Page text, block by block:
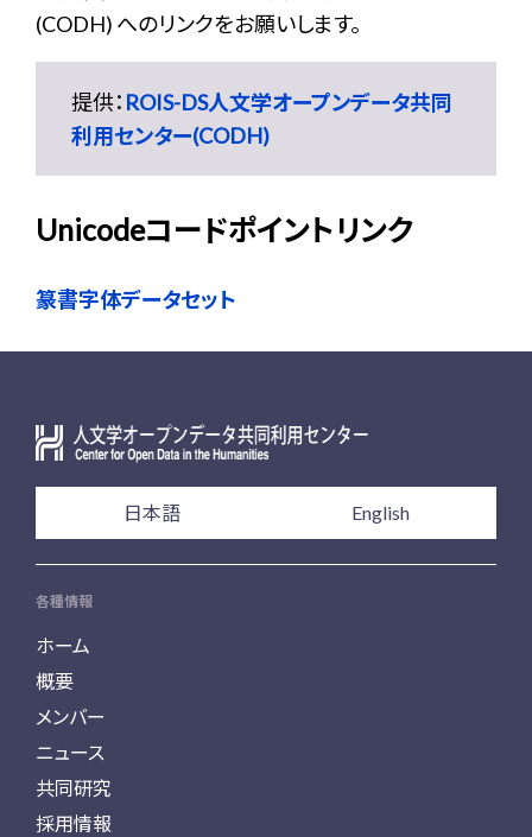
(CODH) へのリンクをお願いします。
提供： ROIS-DS人文学オープンデータ共同
利用センター(CODH)
Unicodeコードポイントリンク
篆書字体データセット
日本語 English
各種情報
ホーム
概要
メンバー
ニュース
共同研究
採用情報